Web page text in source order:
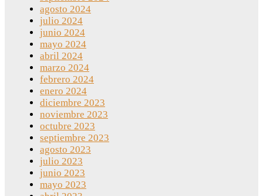
agosto 2024
julio 2024
junio 2024
mayo 2024
abril 2024
marzo 2024
febrero 2024
enero 2024
diciembre 2023
noviembre 2023
octubre 2023
septiembre 2023
agosto 2023
julio 2023
junio 2023
mayo 2023